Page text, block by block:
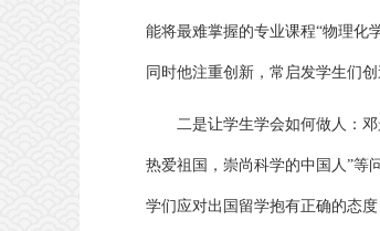
能将最难掌握的专业课程“物理化
同时他注重创新，常启发学生们创
二是让学生学会如何做人：
热爱祖国，崇尚科学的中国人”等
学们应对出国留学抱有正确的态